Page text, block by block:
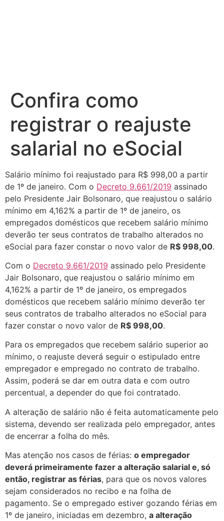
Confira como
registrar o reajuste
salarial no eSocial
Salário mínimo foi reajustado para R$ 998,00 a partir
de 1º de janeiro. Com o Decreto 9.661/2019 assinado
pelo Presidente Jair Bolsonaro, que reajustou o salário
mínimo em 4,162% a partir de 1º de janeiro, os
empregados domésticos que recebem salário mínimo
deverão ter seus contratos de trabalho alterados no
eSocial para fazer constar o novo valor de R$ 998,00.
Com o Decreto 9.661/2019 assinado pelo Presidente
Jair Bolsonaro, que reajustou o salário mínimo em
4,162% a partir de 1º de janeiro, os empregados
domésticos que recebem salário mínimo deverão ter
seus contratos de trabalho alterados no eSocial para
fazer constar o novo valor de R$ 998,00.
Para os empregados que recebem salário superior ao
mínimo, o reajuste deverá seguir o estipulado entre
empregador e empregado no contrato de trabalho.
Assim, poderá se dar em outra data e com outro
percentual, a depender do que foi contratado.
A alteração de salário não é feita automaticamente pelo
sistema, devendo ser realizada pelo empregador, antes
de encerrar a folha do mês.
Mas atenção nos casos de férias: o empregador
deverá primeiramente fazer a alteração salarial e, só
então, registrar as férias, para que os novos valores
sejam considerados no recibo e na folha de
pagamento. Se o empregado estiver gozando férias em
1º de janeiro, iniciadas em dezembro, a alteração